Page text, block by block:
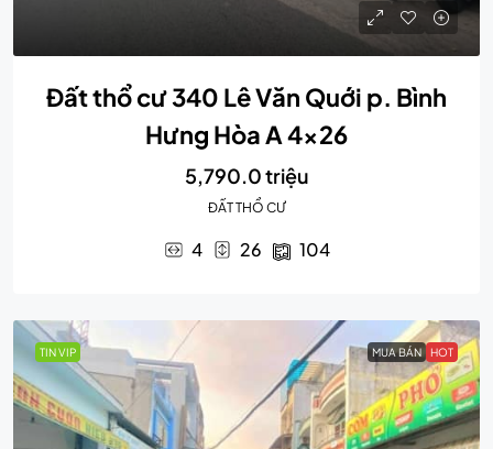
Đất thổ cư 340 Lê Văn Quới p. Bình
Hưng Hòa A 4×26
5,790.0 triệu
ĐẤT THỔ CƯ
4 26 104
TIN VIP MUA BÁN HOT